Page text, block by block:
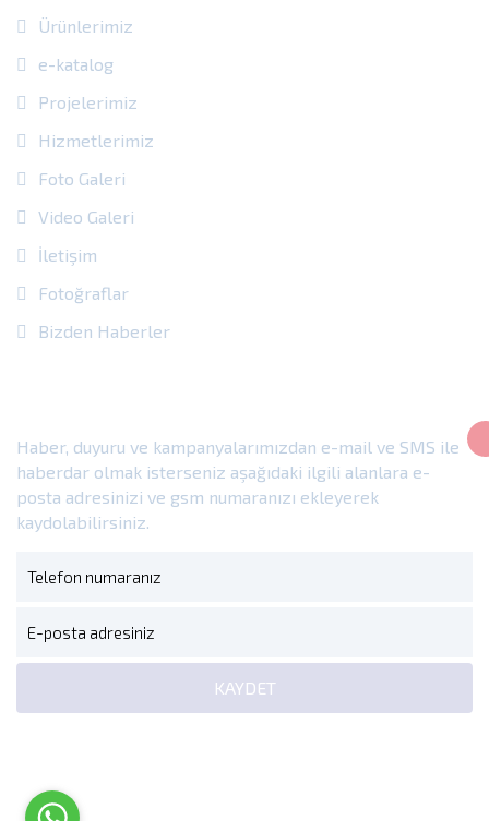
Ürünlerimiz
e-katalog
Projelerimiz
Hizmetlerimiz
Foto Galeri
Video Galeri
İletişim
Fotoğraflar
Bizden Haberler
Haber, duyuru ve kampanyalarımızdan e-mail ve SMS ile
haberdar olmak isterseniz aşağıdaki ilgili alanlara e-
posta adresinizi ve gsm numaranızı ekleyerek
kaydolabilirsiniz.
KAYDET